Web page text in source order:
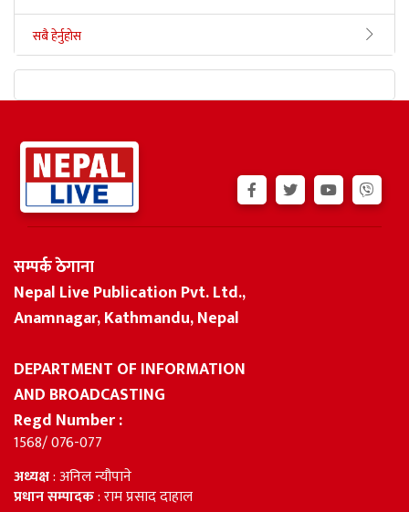
सबै हेर्नुहोस
सम्पर्क ठेगाना
Nepal Live Publication Pvt. Ltd.,
Anamnagar, Kathmandu, Nepal
DEPARTMENT OF INFORMATION
AND BROADCASTING
Regd Number :
1568/ 076-077
अध्यक्ष: अनिल न्यौपाने
प्रधान सम्पादक: राम प्रसाद दाहाल